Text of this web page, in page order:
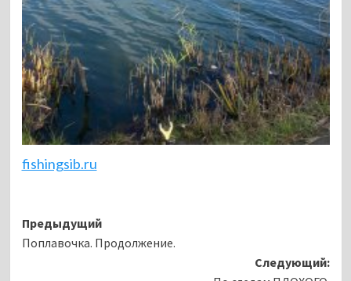
fishingsib.ru
Навигация
записи
Предыдущий
Поплавочка. Продолжение.
Следующий: